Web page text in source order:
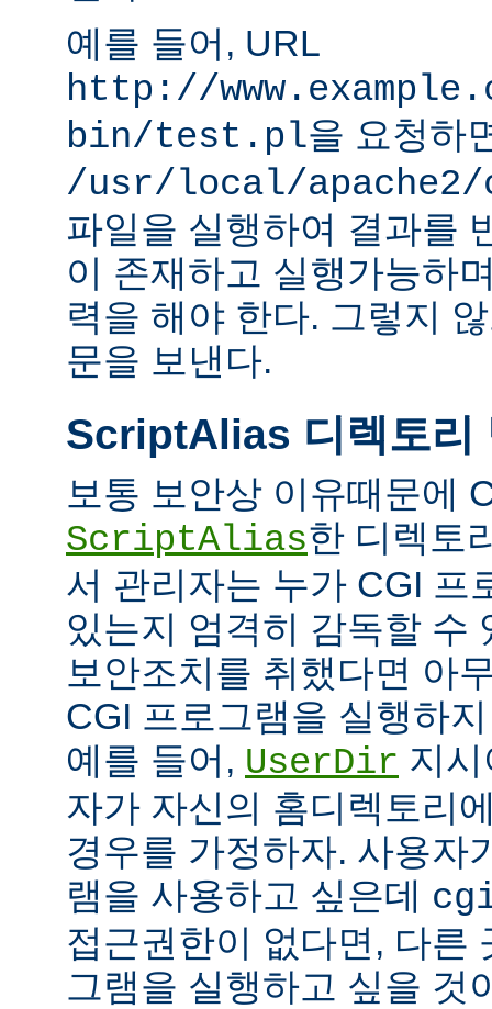
예를 들어, URL
http://
bin/test.pl을 요청하
/usr/local/
파일을 실행하여 결과를
이 존재하고 실행가능하
력을 해야 한다. 그렇지
문을 보낸다.
ScriptAlias 디렉토리
보통 보안상 이유때문에
ScriptAlias한 디렉토
서 관리자는 누가 CGI 프
있는지 엄격히 감독할 수
보안조치를 취했다면 아
CGI 프로그램을 실행하
예를 들어, UserDir 지
자가 자신의 홈디렉토리
경우를 가정하자. 사용자
램을 사용하고 싶은데
접근권한이 없다면, 다른
그램을 실행하고 싶을 것